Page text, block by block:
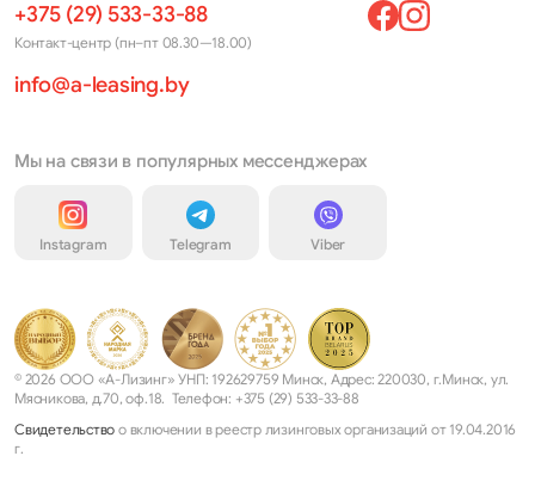
+375 (29) 533-33-88
Контакт-центр (пн–пт 08.30—18.00)
info@a-leasing.by
Мы на связи в популярных мессенджерах
Instagram Telegram Viber
© 2026 ООО «А-Лизинг» УНП: 192629759 Минск, Адрес: 220030, г.Минск, ул.
Мясникова, д.70, оф.18. Телефон: +375 (29) 533-33-88
Свидетельство о включении в реестр лизинговых организаций от 19.04.2016
г.